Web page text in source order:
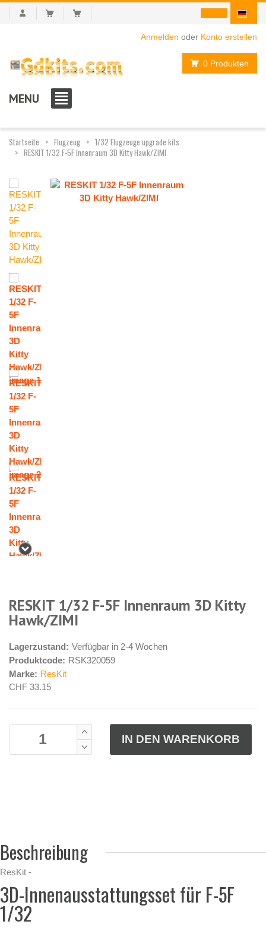
Anmelden oder Konto erstellen
0 Produkten
MENU
Startseite Flugzeug
1/32 Flugzeuge upgrade kits
RESKIT 1/32 F-5F Innenraum 3D Kitty Hawk/ZIMI
RESKIT 1/32 F-5F Innenraum 3D Kitty
Hawk/ZIMI
Lagerzustand: Verfügbar in 2-4 Wochen
Produktcode: RSK320059
Marke: ResKit
CHF 33.15
Beschreibung
ResKit -
3D-Innenausstattungsset für F-5F
1/32